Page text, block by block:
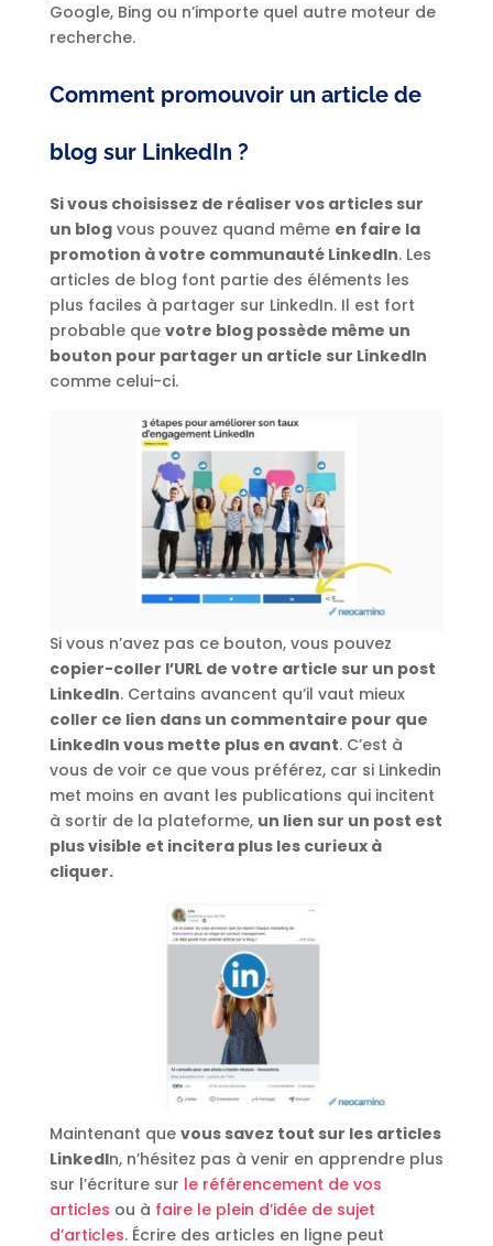
Google, Bing ou n’importe quel autre moteur de
recherche.
Comment promouvoir un article de
blog sur LinkedIn ?
Si vous choisissez de réaliser vos articles sur
un blogvous pouvez quand même en faire la
promotion à votre communauté LinkedIn. Les
articles de blog font partie des éléments les
plus faciles à partager sur LinkedIn. Il est fort
probable que votre blog possède même un
bouton pour partager un article sur LinkedIn
comme celui-ci.
Si vous n’avez pas ce bouton, vous pouvez
copier-coller l’URL de votre article sur un post
LinkedIn. Certains avancent qu’il vaut mieux
coller ce lien dans un commentaire pour que
LinkedIn vous mette plus en avant. C’est à
vous de voir ce que vous préférez, car si Linkedin
met moins en avant les publications qui incitent
à sortir de la plateforme, un lien sur un post est
plus visible et incitera plus les curieux à
cliquer.
Maintenant que vous savez tout sur les articles
LinkedIn, n’hésitez pas à venir en apprendre plus
sur l’écriture sur le référencement de vos
articles ou à faire le plein d’idée de sujet
d’articles. Écrire des articles en ligne peut